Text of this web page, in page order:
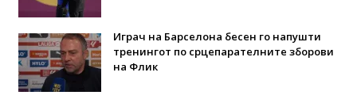
Играч на Барселона бесен го напушти
тренингот по срцепарателните зборови
на Флик